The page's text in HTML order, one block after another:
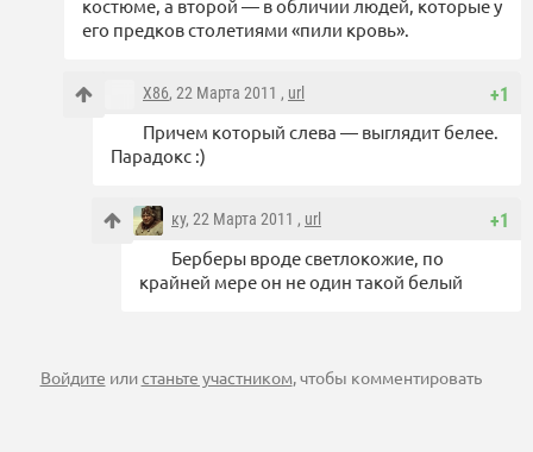
костюме, а второй — в обличии людей, которые у
его предков столетиями «пили кровь».
+1
X86, 22 Марта 2011 , url
Причем который слева — выглядит белее.
Парадокс :)
+1
ку, 22 Марта 2011 , url
Берберы вроде светлокожие, по
крайней мере он не один такой белый
Войдите илистаньте участником, чтобы комментировать